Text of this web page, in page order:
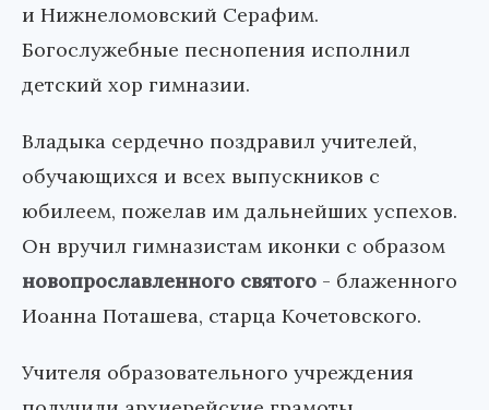
и Нижнеломовский Серафим.
Богослужебные песнопения исполнил
детский хор гимназии.
Владыка сердечно поздравил учителей,
обучающихся и всех выпускников с
юбилеем, пожелав им дальнейших успехов.
Он вручил гимназистам иконки с образом
новопрославленного святого - блаженного
Иоанна Поташева, старца Кочетовского.
Учителя образовательного учреждения